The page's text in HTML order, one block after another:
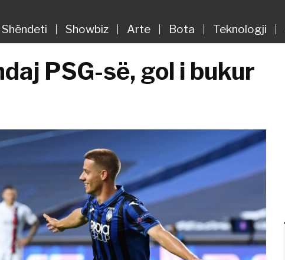
Shëndeti Showbiz Arte Bota Teknologji
PSG-së, gol i bukur